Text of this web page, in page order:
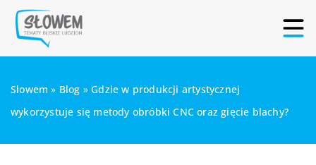
Slowem » Blog »Gdzie w produkcji artystycznej
wykorzystuje się metody obróbki CNC oraz gięcie blachy?